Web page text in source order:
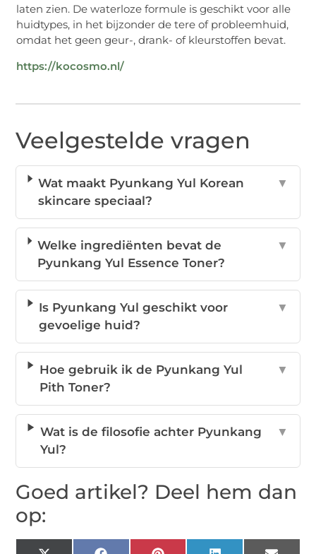
laten zien. De waterloze formule is geschikt voor alle
huidtypes, in het bijzonder de tere of probleemhuid,
omdat het geen geur-, drank- of kleurstoffen bevat.
https://kocosmo.nl/
Veelgestelde vragen
Wat maakt Pyunkang Yul Korean
skincare speciaal?
▼
Welke ingrediënten bevat de
Pyunkang Yul Essence Toner?
▼
Is Pyunkang Yul geschikt voor
gevoelige huid?
▼
Hoe gebruik ik de Pyunkang Yul
Pith Toner?
▼
Wat is de filosofie achter Pyunkang
Yul?
▼
Goed artikel? Deel hem dan
op: